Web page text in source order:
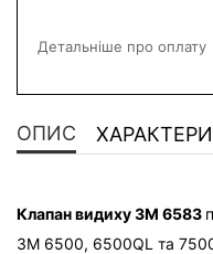
Детальніше про оплату
ОПИС
Клапан видиху 3M 6583
3M 6500, 6500QL та